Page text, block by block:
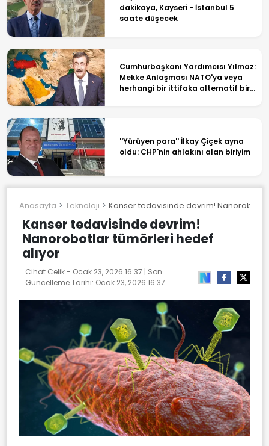
dakikaya, Kayseri - İstanbul 5
saate düşecek
Cumhurbaşkanı Yardımcısı Yılmaz:
Mekke Anlaşması NATO'ya veya
herhangi bir ittifaka alternatif bir
''Yürüyen para'' İlkay Çiçek ayna
oldu: CHP'nin ahlakını alan biriyim
Anasayfa Teknoloji Kanser tedavisinde devrim!
Kanser tedavisinde devrim!
Nanorobotlar tümörleri hedef
alıyor
Cihat Celik - Ocak 23, 2026 16:37 | Son
Güncelleme Tarihi: Ocak 23, 2026 16:37